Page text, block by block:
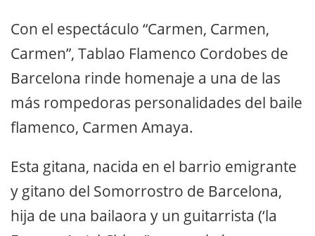
Con el espectáculo “Carmen, Carmen,
Carmen”, Tablao Flamenco Cordobes de
Barcelona rinde homenaje a una de las
más rompedoras personalidades del baile
flamenco, Carmen Amaya.
Esta gitana, nacida en el barrio emigrante
y gitano del Somorrostro de Barcelona,
hija de una bailaora y un guitarrista (‘la